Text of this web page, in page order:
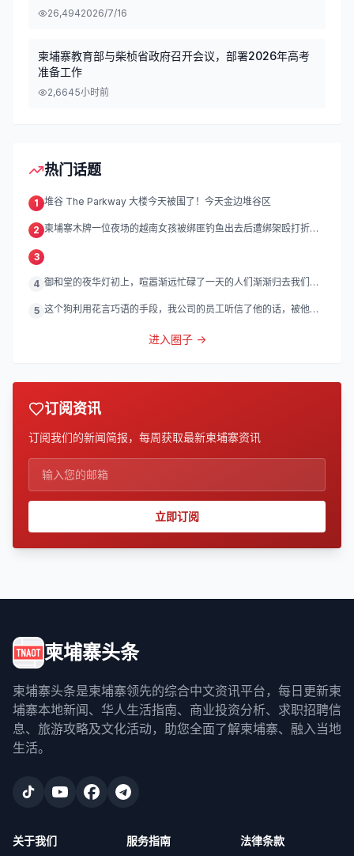
26,4942026/7/16
柬埔寨教育部与柴桢省政府召开会议，部署2026年高考
准备工作
2,6645小时前
热门话题
1 堆谷 The Parkway 大楼今天被围了！今天金边堆谷区
2 柬埔寨木牌一位夜场的越南女孩被绑匪钓鱼出去后遭绑架殴打折
3
4 御和堂的夜华灯初上，喧嚣渐远忙碌了一天的人们渐渐归去我们的
5 这个狗利用花言巧语的手段，我公司的员工听信了他的话，被他带
进入圈子 →
订阅资讯
订阅我们的新闻简报，每周获取最新柬埔寨资讯
立即订阅
柬埔寨头条
柬埔寨头条是柬埔寨领先的综合中文资讯平台，每日更新柬
埔寨本地新闻、华人生活指南、商业投资分析、求职招聘信
息、旅游攻略及文化活动，助您全面了解柬埔寨、融入当地
生活。
关于我们 服务指南 法律条款